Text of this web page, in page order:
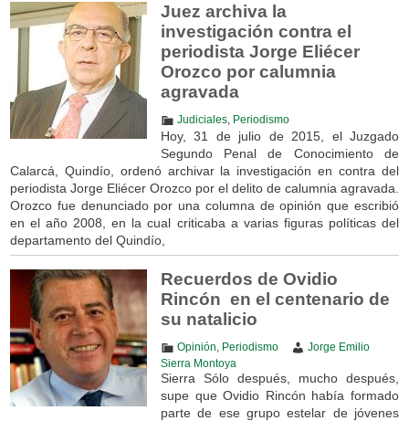
Juez archiva la
investigación contra el
periodista Jorge Eliécer
Orozco por calumnia
agravada
Judiciales, Periodismo
Hoy, 31 de julio de 2015, el Juzgado
Segundo Penal de Conocimiento de
Calarcá, Quindío, ordenó archivar la investigación en contra del
periodista Jorge Eliécer Orozco por el delito de calumnia agravada.
Orozco fue denunciado por una columna de opinión que escribió
en el año 2008, en la cual criticaba a varias figuras políticas del
departamento del Quindío,
Recuerdos de Ovidio
Rincón en el centenario de
su natalicio
Opinión Periodismo
Jorge Emilio
Sierra Montoya
Sierra Sólo después, mucho después,
supe que Ovidio Rincón había formado
parte de ese grupo estelar de jóvenes